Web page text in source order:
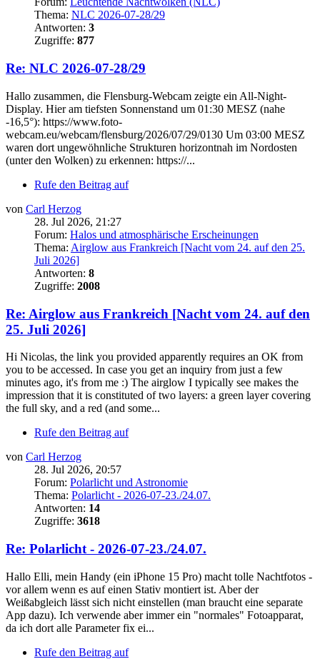
Thema: NLC 2026-07-28/29
Antworten: 3
Zugriffe: 877
Re: NLC 2026-07-28/29
Hallo zusammen, die Flensburg-Webcam zeigte ein All-Night-
Display. Hier am tiefsten Sonnenstand um 01:30 MESZ (nahe
-16,5°): https://www.foto-
webcam.eu/webcam/flensburg/2026/07/29/0130 Um 03:00 MESZ
waren dort ungewöhnliche Strukturen horizontnah im Nordosten
(unter den Wolken) zu erkennen: https://...
Rufe den Beitrag auf
von Carl Herzog
28. Jul 2026, 21:27
Forum: Halos und atmosphärische Erscheinungen
Thema: Airglow aus Frankreich [Nacht vom 24. auf den 25.
Juli 2026]
Antworten: 8
Zugriffe: 2008
Re: Airglow aus Frankreich [Nacht vom 24. auf den
25. Juli 2026]
Hi Nicolas, the link you provided apparently requires an OK from
you to be accessed. In case you get an inquiry from just a few
minutes ago, it's from me :) The airglow I typically see makes the
impression that it is constituted of two layers: a green layer covering
the full sky, and a red (and some...
Rufe den Beitrag auf
von Carl Herzog
28. Jul 2026, 20:57
Forum: Polarlicht und Astronomie
Thema: Polarlicht - 2026-07-23./24.07.
Antworten: 14
Zugriffe: 3618
Re: Polarlicht - 2026-07-23./24.07.
Hallo Elli, mein Handy (ein iPhone 15 Pro) macht tolle Nachtfotos -
vor allem wenn es auf einen Stativ montiert ist. Aber der
Weißabgleich lässt sich nicht einstellen (man braucht eine separate
App dazu). Ich verwende aber immer ein "normales" Fotoapparat,
da ich dort alle Parameter fix ei...
Rufe den Beitrag auf